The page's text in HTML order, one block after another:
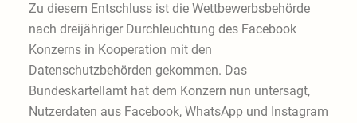
Zu diesem Entschluss ist die Wettbewerbsbehörde
nach dreijähriger Durchleuchtung des Facebook
Konzerns in Kooperation mit den
Datenschutzbehörden gekommen. Das
Bundeskartellamt hat dem Konzern nun untersagt,
Nutzerdaten aus Facebook, WhatsApp und Instagram